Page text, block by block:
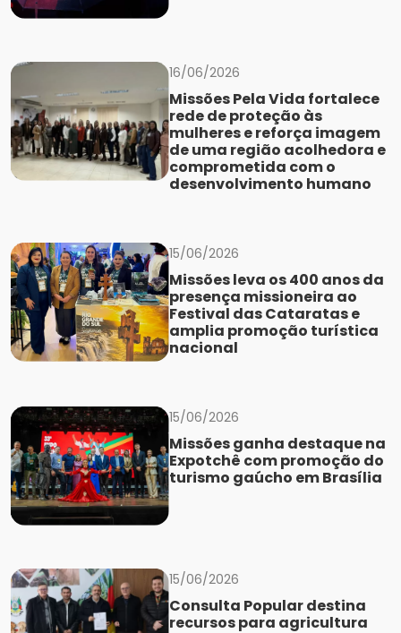
16/06/2026
Missões Pela Vida fortalece
rede de proteção às
mulheres e reforça imagem
de uma região acolhedora e
comprometida com o
desenvolvimento humano
15/06/2026
Missões leva os 400 anos da
presença missioneira ao
Festival das Cataratas e
amplia promoção turística
nacional
15/06/2026
Missões ganha destaque na
Expotchê com promoção do
turismo gaúcho em Brasília
15/06/2026
Consulta Popular destina
recursos para agricultura